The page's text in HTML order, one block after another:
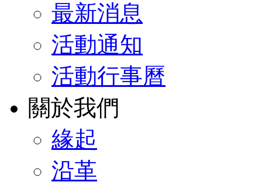
最新消息
活動通知
活動行事曆
關於我們
緣起
沿革